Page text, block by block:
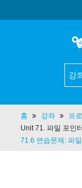
홈 강좌 프
Unit 71. 파일 포인
71.6 연습문제: 파